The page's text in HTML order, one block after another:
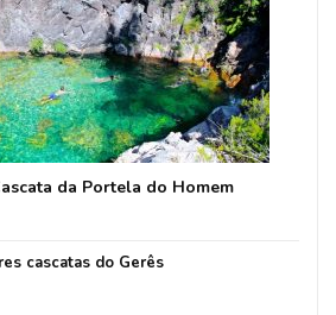
da Portela do Homem
cascatas do Gerês